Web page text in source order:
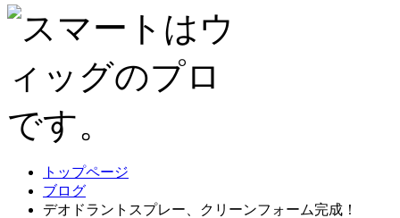
トップページ
ブログ
デオドラントスプレー、クリーンフォーム完成！